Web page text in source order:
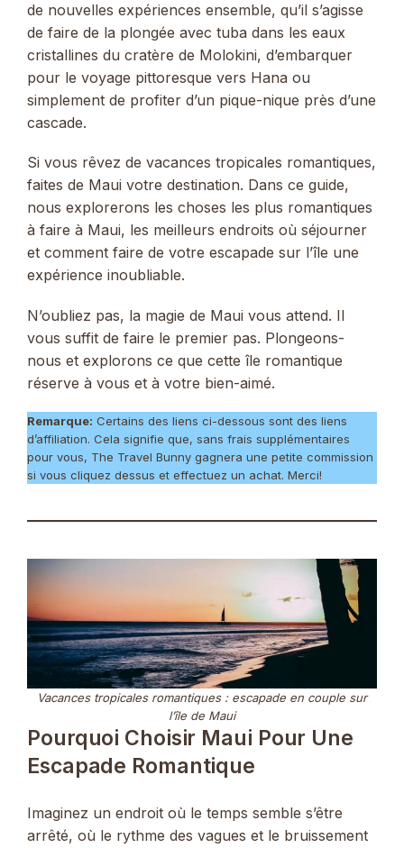
de nouvelles expériences ensemble, qu’il s’agisse
de faire de la plongée avec tuba dans les eaux
cristallines du cratère de Molokini, d’embarquer
pour le voyage pittoresque vers Hana ou
simplement de profiter d’un pique-nique près d’une
cascade.
Si vous rêvez de vacances tropicales romantiques,
faites de Maui votre destination. Dans ce guide,
nous explorerons les choses les plus romantiques
à faire à Maui, les meilleurs endroits où séjourner
et comment faire de votre escapade sur l’île une
expérience inoubliable.
N’oubliez pas, la magie de Maui vous attend. Il
vous suffit de faire le premier pas. Plongeons-
nous et explorons ce que cette île romantique
réserve à vous et à votre bien-aimé.
Remarque: Certains des liens ci-dessous sont des liens
d’affiliation. Cela signifie que, sans frais supplémentaires
pour vous, The Travel Bunny gagnera une petite commission
si vous cliquez dessus et effectuez un achat. Merci!
Vacances tropicales romantiques : escapade en couple sur
l’île de Maui
Pourquoi Choisir Maui Pour Une
Escapade Romantique
Imaginez un endroit où le temps semble s’être
arrêté, où le rythme des vagues et le bruissement